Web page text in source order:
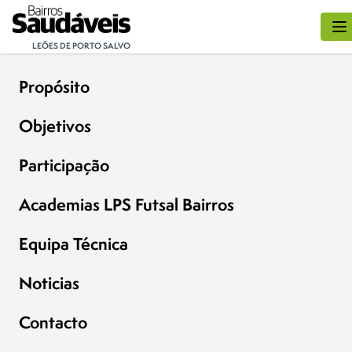
LEÕES DE PORTO SALVO
Propósito
Objetivos
Participação
Academias LPS Futsal Bairros
Equipa Técnica
Noticias
Contacto